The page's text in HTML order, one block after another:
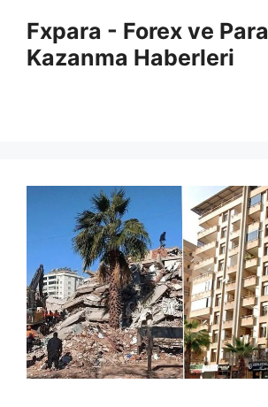
Fxpara - Forex ve Para
Kazanma Haberleri